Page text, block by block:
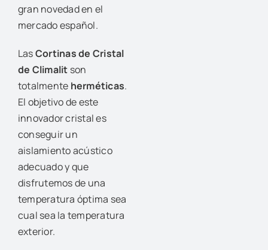
gran novedad en el
mercado español.
LasCortinas de Cristal
de Climalit son
totalmente herméticas.
El objetivo de este
innovador cristal es
conseguir un
aislamiento acústico
adecuado y que
disfrutemos de una
temperatura óptima sea
cual sea la temperatura
exterior.